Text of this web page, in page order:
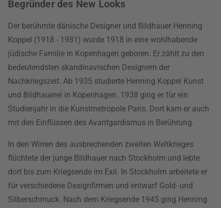
Begründer des New Looks
Der berühmte dänische Designer und Bildhauer Henning
Koppel (1918 - 1981) wurde 1918 in eine wohlhabende
jüdische Familie in Kopenhagen geboren. Er zählt zu den
bedeutendsten skandinavischen Designern der
Nachkriegszeit. Ab 1935 studierte Henning Koppel Kunst
und Bildhauerei in Kopenhagen. 1938 ging er für ein
Studienjahr in die Kunstmetropole Paris. Dort kam er auch
mit den Einflüssen des Avantgardismus in Berührung.
In den Wirren des ausbrechenden zweiten Weltkrieges
flüchtete der junge Bildhauer nach Stockholm und lebte
dort bis zum Kriegsende im Exil. In Stockholm arbeitete er
für verschiedene Designfirmen und entwarf Gold- und
Silberschmuck. Nach dem Kriegsende 1945 ging Henning